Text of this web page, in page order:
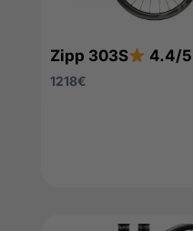
Zipp 303S 4.4/5
1218€